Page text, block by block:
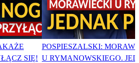
SIĘ!
POSPIESZALSKI:
U RYMANOWSKIEGO.